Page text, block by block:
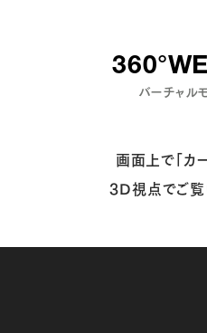
バーチャル
画面上で「カ
3D視点でご覧